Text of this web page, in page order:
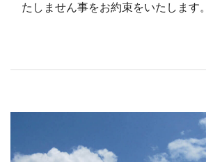
たしません事をお約束をいたします。